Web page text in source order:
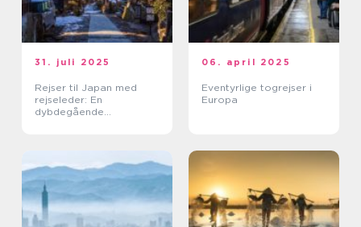
31. juli 2025
Rejser til Japan med
rejseleder: En
dybdegående
06. april 2025
Eventyrlige togrejser i
Europa